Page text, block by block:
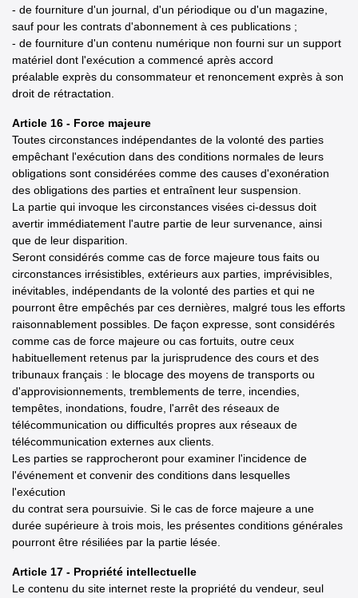
- de fourniture d'un journal, d'un périodique ou d'un magazine,
sauf pour les contrats d'abonnement à ces publications ;
- de fourniture d'un contenu numérique non fourni sur un support
matériel dont l'exécution a commencé après accord
préalable exprès du consommateur et renoncement exprès à son
droit de rétractation.
Article 16 - Force majeure
Toutes circonstances indépendantes de la volonté des parties
empêchant l'exécution dans des conditions normales de leurs
obligations sont considérées comme des causes d'exonération
des obligations des parties et entraînent leur suspension.
La partie qui invoque les circonstances visées ci-dessus doit
avertir immédiatement l'autre partie de leur survenance, ainsi
que de leur disparition.
Seront considérés comme cas de force majeure tous faits ou
circonstances irrésistibles, extérieurs aux parties, imprévisibles,
inévitables, indépendants de la volonté des parties et qui ne
pourront être empêchés par ces dernières, malgré tous les efforts
raisonnablement possibles. De façon expresse, sont considérés
comme cas de force majeure ou cas fortuits, outre ceux
habituellement retenus par la jurisprudence des cours et des
tribunaux français : le blocage des moyens de transports ou
d'approvisionnements, tremblements de terre, incendies,
tempêtes, inondations, foudre, l'arrêt des réseaux de
télécommunication ou difficultés propres aux réseaux de
télécommunication externes aux clients.
Les parties se rapprocheront pour examiner l'incidence de
l'événement et convenir des conditions dans lesquelles
l'exécution
du contrat sera poursuivie. Si le cas de force majeure a une
durée supérieure à trois mois, les présentes conditions générales
pourront être résiliées par la partie lésée.
Article 17 - Propriété intellectuelle
Le contenu du site internet reste la propriété du vendeur, seul